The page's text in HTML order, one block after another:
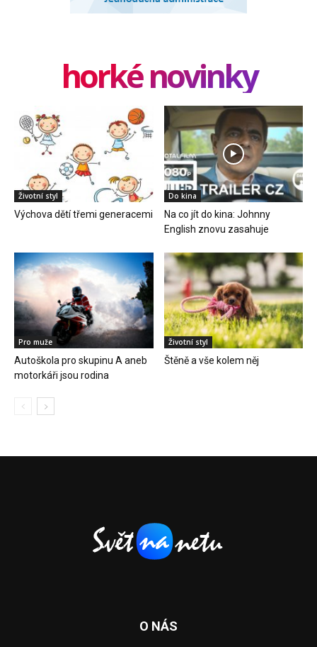
horké novinky
Životní styl
Výchova dětí třemi generacemi
Do kina
Na co jít do kina: Johnny
English znovu zasahuje
Pro muže
Autoškola pro skupinu A aneb
motorkáři jsou rodina
Životní styl
Štěně a vše kolem něj
O NÁS